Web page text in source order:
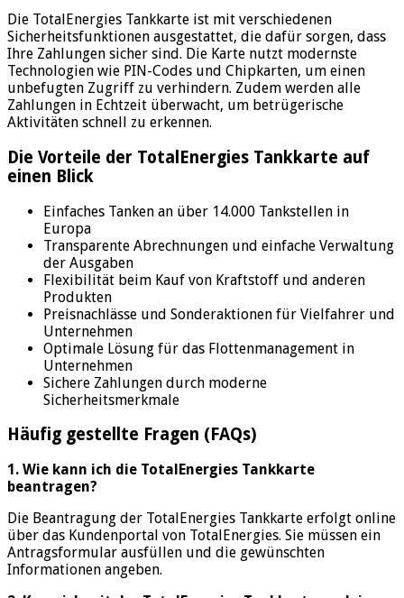
Die TotalEnergies Tankkarte ist mit verschiedenen
Sicherheitsfunktionen ausgestattet, die dafür sorgen, dass
Ihre Zahlungen sicher sind. Die Karte nutzt modernste
Technologien wie PIN-Codes und Chipkarten, um einen
unbefugten Zugriff zu verhindern. Zudem werden alle
Zahlungen in Echtzeit überwacht, um betrügerische
Aktivitäten schnell zu erkennen.
Die Vorteile der TotalEnergies Tankkarte auf
einen Blick
Einfaches Tanken an über 14.000 Tankstellen in
Europa
Transparente Abrechnungen und einfache Verwaltung
der Ausgaben
Flexibilität beim Kauf von Kraftstoff und anderen
Produkten
Preisnachlässe und Sonderaktionen für Vielfahrer und
Unternehmen
Optimale Lösung für das Flottenmanagement in
Unternehmen
Sichere Zahlungen durch moderne
Sicherheitsmerkmale
Häufig gestellte Fragen (FAQs)
1. Wie kann ich die TotalEnergies Tankkarte
beantragen?
Die Beantragung der TotalEnergies Tankkarte erfolgt online
über das Kundenportal von TotalEnergies. Sie müssen ein
Antragsformular ausfüllen und die gewünschten
Informationen angeben.